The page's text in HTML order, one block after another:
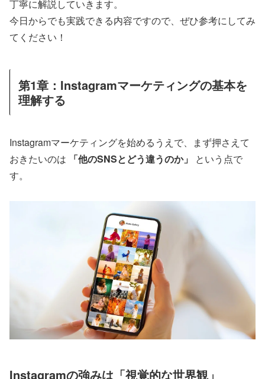
丁寧に解説していきます。
今日からでも実践できる内容ですので、ぜひ参考にしてみ
てください！
第1章：Instagramマーケティングの基本を
理解する
Instagramマーケティングを始めるうえで、まず押さえて
おきたいのは
「他のSNSとどう違うのか」
という点で
す。
Instagramの強みは「視覚的な世界観」